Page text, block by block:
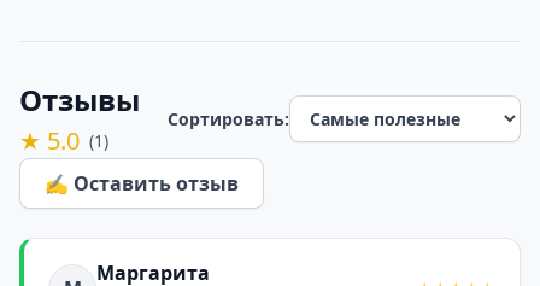
Отзывы
★ 5.0 (1)
Сортировать:
✍️ Оставить отзыв
Маргарита